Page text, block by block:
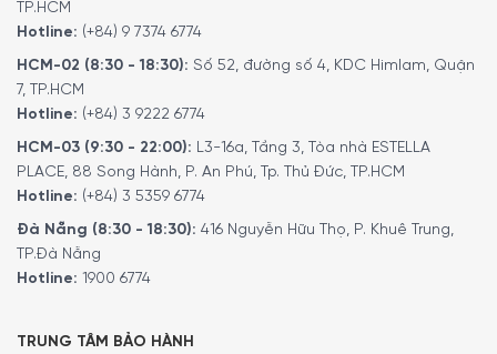
TP.HCM
Hotline: (+84) 9 7374 6774
HCM-02 (8:30 - 18:30): Số 52, đường số 4, KDC Himlam, Quận
7, TP.HCM
Hotline: (+84) 3 9222 6774
HCM-03 (9:30 - 22:00): L3-16a, Tầng 3, Tòa nhà ESTELLA
PLACE, 88 Song Hành, P. An Phú, Tp. Thủ Đức, TP.HCM
Hotline: (+84) 3 5359 6774
Đà Nẵng (8:30 - 18:30): 416 Nguyễn Hữu Thọ, P. Khuê Trung,
TP.Đà Nẵng
Hotline: 1900 6774
TRUNG TÂM BẢO HÀNH